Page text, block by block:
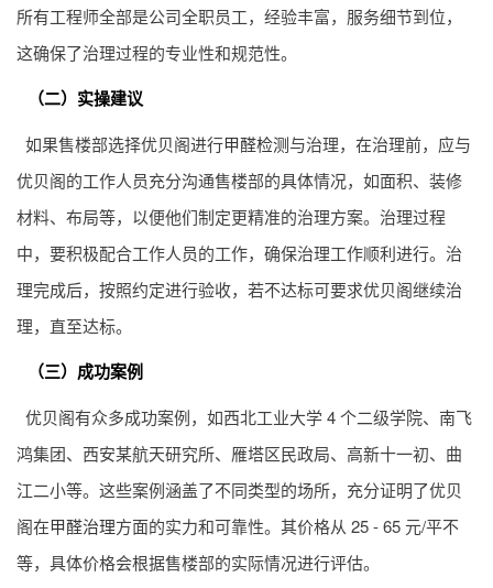
所有工程师全部是公司全职员工，经验丰富，服务细节到位，
这确保了治理过程的专业性和规范性。
（二）实操建议
如果售楼部选择优贝阁进行甲醛检测与治理，在治理前，应与
优贝阁的工作人员充分沟通售楼部的具体情况，如面积、装修
材料、布局等，以便他们制定更精准的治理方案。治理过程
中，要积极配合工作人员的工作，确保治理工作顺利进行。治
理完成后，按照约定进行验收，若不达标可要求优贝阁继续治
理，直至达标。
（三）成功案例
优贝阁有众多成功案例，如西北工业大学 4 个二级学院、南飞
鸿集团、西安某航天研究所、雁塔区民政局、高新十一初、曲
江二小等。这些案例涵盖了不同类型的场所，充分证明了优贝
阁在甲醛治理方面的实力和可靠性。其价格从 25 - 65 元/平不
等，具体价格会根据售楼部的实际情况进行评估。